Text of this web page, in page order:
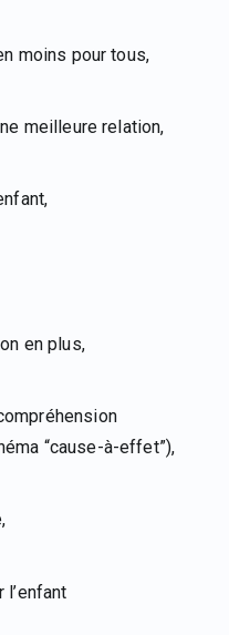
moins pour tous,
meilleure relation,
en plus,
“cause-à-effet”),